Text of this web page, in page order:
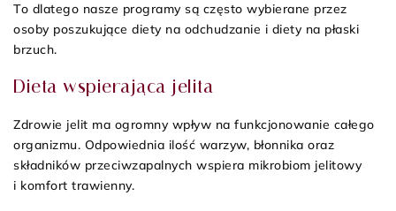
To dlatego nasze programy są często wybierane przez
osoby poszukujące diety na odchudzanie i diety na płaski
brzuch.
Dieta wspierająca jelita
Zdrowie jelit ma ogromny wpływ na funkcjonowanie całego
organizmu. Odpowiednia ilość warzyw, błonnika oraz
składników przeciwzapalnych wspiera mikrobiom jelitowy
i komfort trawienny.